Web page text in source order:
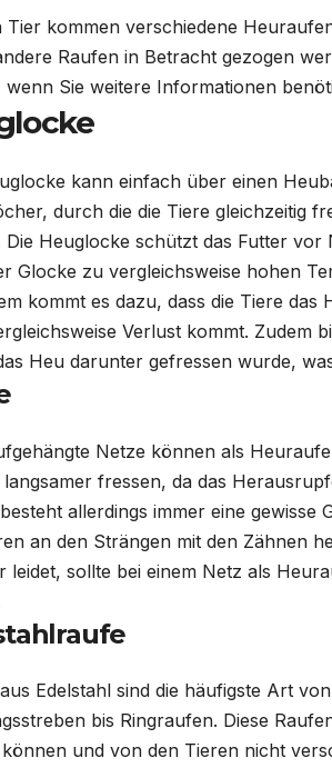
Tier kommen verschiedene
Raufen in Betracht gezogen
wenn Sie weitere Informationen
kann einfach über einen
durch die die Tiere gleichzeitig
Die Heuglocke schützt das Futter vor
Glocke zu vergleichsweise hohen
kommt es dazu, dass die Tiere das
Verlust kommt. Zudem
Heu darunter gefressen wurde,
Netze können als Heuraufe
langsamer fressen, da das
allerdings immer eine
an den Strängen mit den Zähnen
leidet, sollte bei einem Netz als
Edelstahl sind die häufigste Art von
bis Ringraufen. Diese
und von den Tieren nicht